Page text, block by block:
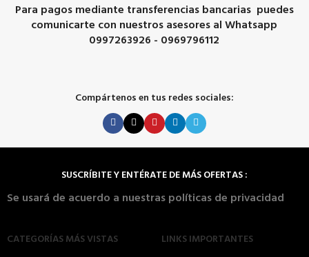
Para pagos mediante transferencias bancarias puedes
comunicarte con nuestros asesores al Whatsapp
0997263926 - 0969796112
Compártenos en tus redes sociales:
SUSCRÍBITE Y ENTÉRATE DE MÁS OFERTAS :
Se usará de acuerdo a nuestras políticas de privacidad
CATEGORÍAS MÁS VISTAS
LINKS IMPORTANTES